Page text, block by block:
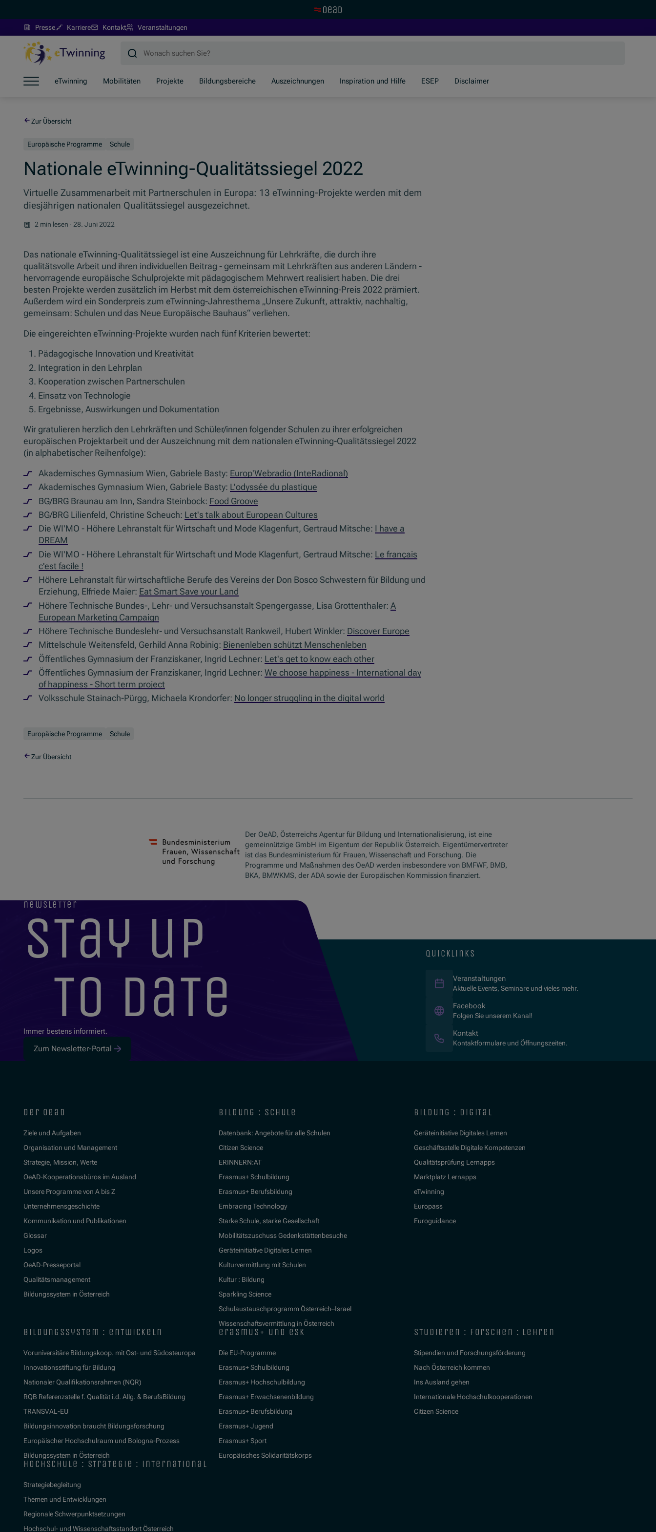
Presse Karriere(Öffnet in neuem Fenster)
Kontakt Veranstaltungen
Zum Hauptinhalt springen
Zum Footer springen
eTwinning
Mobilitäten Projekte Bildungsbereiche Auszeichnungen Inspiration und Hilfe ESEP Disclaimer
Zur Übersicht
Europäische Programme Schule
Nationale eTwinning-Qualitätssiegel 2022
Virtuelle Zusammenarbeit mit Partnerschulen in Europa: 13 eTwinning-Projekte werden mit dem
diesjährigen nationalen Qualitätssiegel ausgezeichnet.
2 min lesen · 28. Juni 2022
Das nationale eTwinning-Qualitätssiegel ist eine Auszeichnung für Lehrkräfte, die durch ihre
qualitätsvolle Arbeit und ihren individuellen Beitrag - gemeinsam mit Lehrkräften aus anderen Ländern -
hervorragende europäische Schulprojekte mit pädagogischem Mehrwert realisiert haben. Die drei
besten Projekte werden zusätzlich im Herbst mit dem österreichischen eTwinning-Preis 2022 prämiert.
Außerdem wird ein Sonderpreis zum eTwinning-Jahresthema „Unsere Zukunft, attraktiv, nachhaltig,
gemeinsam: Schulen und das Neue Europäische Bauhaus“ verliehen.
Die eingereichten eTwinning-Projekte wurden nach fünf Kriterien bewertet:
Pädagogische Innovation und Kreativität
Integration in den Lehrplan
Kooperation zwischen Partnerschulen
Einsatz von Technologie
Ergebnisse, Auswirkungen und Dokumentation
Wir gratulieren herzlich den Lehrkräften und Schüler/innen folgender Schulen zu ihrer erfolgreichen
europäischen Projektarbeit und der Auszeichnung mit dem nationalen eTwinning-Qualitätssiegel 2022
(in alphabetischer Reihenfolge):
Akademisches Gymnasium Wien, Gabriele Basty: Europ'Webradio (InteRadional)
Akademisches Gymnasium Wien, Gabriele Basty: L'odyssée du plastique
BG/BRG Braunau am Inn, Sandra Steinbock: Food Groove
BG/BRG Lilienfeld, Christine Scheuch: Let's talk about European Cultures
Die WI'MO - Höhere Lehranstalt für Wirtschaft und Mode Klagenfurt, Gertraud Mitsche:
I have a
DREAM
Die WI'MO - Höhere Lehranstalt für Wirtschaft und Mode Klagenfurt, Gertraud Mitsche: Le français
c'est facile !
Höhere Lehranstalt für wirtschaftliche Berufe des Vereins der Don Bosco Schwestern für Bildung und
Erziehung, Elfriede Maier: Eat Smart Save your Land
Höhere Technische Bundes-, Lehr- und Versuchsanstalt Spengergasse, Lisa Grottenthaler: A
European Marketing Campaign
Höhere Technische Bundeslehr- und Versuchsanstalt Rankweil, Hubert Winkler: Discover Europe
Mittelschule Weitensfeld, Gerhild Anna Robinig: Bienenleben schützt Menschenleben
Öffentliches Gymnasium der Franziskaner, Ingrid Lechner: Let's get to know each other
Öffentliches Gymnasium der Franziskaner, Ingrid Lechner: We choose happiness - International day
of happiness - Short term project
Volksschule Stainach-Pürgg, Michaela Krondorfer: No longer struggling in the digital world
Europäische Programme Schule
Zur Übersicht
Der OeAD, Österreichs Agentur für Bildung und Internationalisierung, ist eine
gemeinnützige GmbH im Eigentum der Republik Österreich. Eigentümervertreter
ist das Bundesministerium für Frauen, Wissenschaft und Forschung. Die
Programme und Maßnahmen des OeAD werden insbesondere von BMFWF, BMB,
BKA, BMWKMS, der ADA sowie der Europäischen Kommission finanziert.
newsletter
stay up
to date
Immer bestens informiert.
Zum Newsletter-Portal
quicklinks
Veranstaltungen
Aktuelle Events, Seminare und vieles mehr.
Facebook
Folgen Sie unserem Kanal!
Kontakt
Kontaktformulare und Öffnungszeiten.
der oead
Ziele und Aufgaben
Organisation und Management
Strategie, Mission, Werte
OeAD-Kooperationsbüros im Ausland
Unsere Programme von A bis Z
Unternehmensgeschichte
Kommunikation und Publikationen
Glossar
Logos
OeAD-Presseportal
Qualitätsmanagement
Bildungssystem in Österreich
bildung : schule
Datenbank: Angebote für alle Schulen
Citizen Science
ERINNERN:AT
Erasmus+ Schulbildung
Erasmus+ Berufsbildung
Embracing Technology
Starke Schule, starke Gesellschaft
Mobilitätszuschuss Gedenkstättenbesuche
Geräteinitiative Digitales Lernen
Kulturvermittlung mit Schulen
Kultur : Bildung
Sparkling Science
Schulaustauschprogramm Österreich–Israel
Wissenschaftsvermittlung in Österreich
bildung : digital
Geräteinitiative Digitales Lernen
Geschäftsstelle Digitale Kompetenzen
Qualitätsprüfung Lernapps
Marktplatz Lernapps
eTwinning
Europass
Euroguidance
bildungssystem : entwickeln
Voruniversitäre Bildungskoop. mit Ost- und Südosteuropa
Innovationsstiftung für Bildung
Nationaler Qualifikationsrahmen (NQR)
RQB Referenzstelle f. Qualität i.d. Allg. & BerufsBildung
TRANSVAL-EU
Bildungsinnovation braucht Bildungsforschung
Europäischer Hochschulraum und Bologna-Prozess
Bildungssystem in Österreich
erasmus+ und esk
Die EU-Programme
Erasmus+ Schulbildung
Erasmus+ Hochschulbildung
Erasmus+ Erwachsenenbildung
Erasmus+ Berufsbildung
Erasmus+ Jugend
Erasmus+ Sport
Europäisches Solidaritätskorps
studieren : forschen : lehren
Stipendien und Forschungsförderung
Nach Österreich kommen
Ins Ausland gehen
Internationale Hochschulkooperationen
Citizen Science
hochschule : strategie : international
Strategiebegleitung
Themen und Entwicklungen
Regionale Schwerpunktsetzungen
Hochschul- und Wissenschaftsstandort Österreich